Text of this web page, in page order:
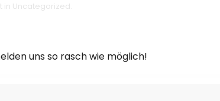
in Uncategorized
uns so rasch wie möglich!